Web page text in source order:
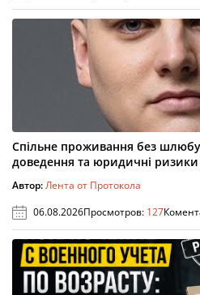
Спільне проживання без
доведення та юридичні ризики
Автор:Лента от Протокола
06.08.2026Просмотров: 127